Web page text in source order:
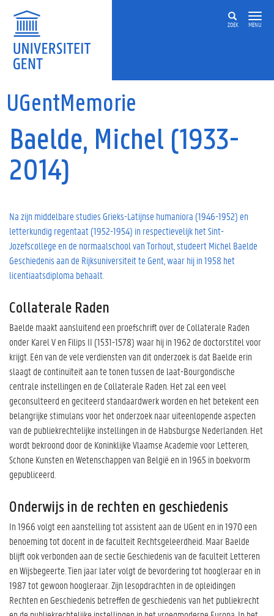
ZOEK MENU
UGentMemorie
Baelde, Michel (1933-
2014)
Na zijn middelbare studies Grieks-Latijnse humaniora (1946-1952) en
letterkundig regentaat (1952-1954) in respectievelijk het Sint-
Jozefscollege en de normaalschool van Torhout, studeert Michel Baelde
Geschiedenis aan de Rijksuniversiteit te Gent, waar hij in 1958 het
licentiaatsdiploma behaalt.
Collaterale Raden
Baelde maakt aansluitend een proefschrift over de Collaterale Raden
onder Karel V en Filips II (1531-1578) waar hij in 1962 de doctorstitel voor
krijgt. Eén van de vele verdiensten van dit onderzoek is dat Baelde erin
slaagt de continuïteit aan te tonen tussen de laat-Bourgondische
centrale instellingen en de Collaterale Raden. Het zal een veel
geconsulteerd en geciteerd standaardwerk worden en het betekent een
belangrijke stimulans voor het onderzoek naar uiteenlopende aspecten
van de publiekrechtelijke instellingen in de Habsburgse Nederlanden. Het
wordt bekroond door de Koninklijke Vlaamse Academie voor Letteren,
Schone Kunsten en Wetenschappen van België en in 1965 in boekvorm
gepubliceerd.
Onderwijs in de rechten en geschiedenis
In 1966 volgt een aanstelling tot assistent aan de UGent en in 1970 een
benoeming tot docent in de faculteit Rechtsgeleerdheid. Maar Baelde
blijft ook verbonden aan de sectie Geschiedenis van de faculteit Letteren
en Wijsbegeerte. Tien jaar later volgt de bevordering tot hoogleraar en in
1987 tot gewoon hoogleraar. Zijn lesopdrachten in de opleidingen
Rechten en Geschiedenis betreffen de geschiedenis van het publiekrecht